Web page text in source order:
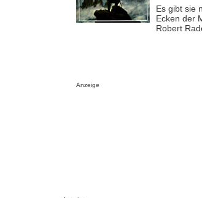
Es gibt sie
Ecken der
Robert
Anzeige